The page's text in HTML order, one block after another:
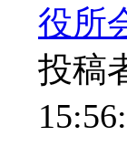
役所
投稿